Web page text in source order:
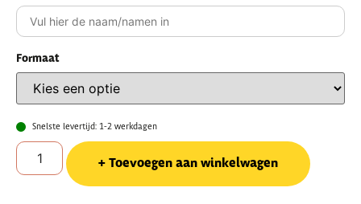
Formaat
Snelste levertijd: 1-2 werkdagen
Toevoegen aan winkelwagen